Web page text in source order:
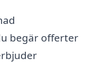
begär offerter